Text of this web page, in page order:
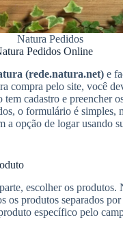
Natura Pedidos
Pedidos Online
(rede.natura.net) e
compra pelo site, você
cadastro e preencher
o formulário é simples,
a opção de logar usando
escolher os produtos.
os produtos separados por
específico pelo